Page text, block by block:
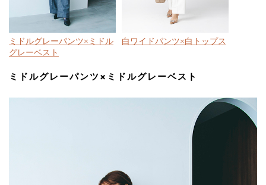
ミドルグレーパンツ×ミドル
グレーベスト
白ワイドパンツ×白トップス
ミドルグレーパンツ×ミドルグレーベスト